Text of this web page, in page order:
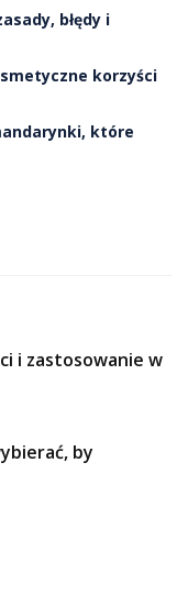
błędy i
korzyści
które
i zastosowanie w
by